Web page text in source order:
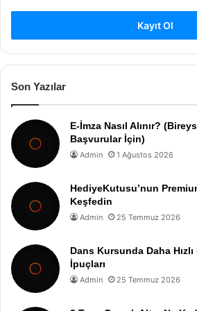
Kayıt Ol
Son Yazılar
E-İmza Nasıl Alınır?
Başvurular İçin)
Admin 1 Ağustos 2026
HediyeKutusu’nun
Keşfedin
Admin 25 Temmuz 2026
Dans Kursunda Daha
İpuçları
Admin 25 Temmuz 2026